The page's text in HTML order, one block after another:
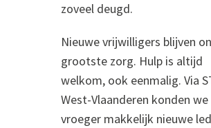
zoveel deugd.
Nieuwe vrijwilligers blijven
grootste zorg. Hulp is altijd
welkom, ook eenmalig. Via
West-Vlaanderen konden we
vroeger makkelijk nieuwe